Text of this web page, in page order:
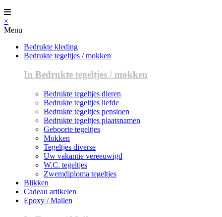
×
Menu
Bedrukte kleding
Bedrukte tegeltjes / mokken
In Bedrukte tegeltjes / mokken
Bedrukte tegeltjes dieren
Bedrukte tegeltjes liefde
Bedrukte tegeltjes pensioen
Bedrukte tegeltjes plaatsnamen
Geboorte tegeltjes
Mokken
Tegeltjes diverse
Uw vakantie vereeuwigd
W.C. tegeltjes
Zwemdiploma tegeltjes
Blikken
Cadeau artikelen
Epoxy / Mallen